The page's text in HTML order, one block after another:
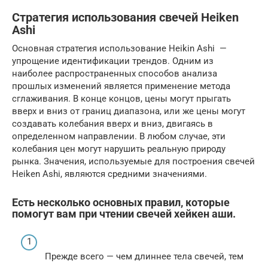
Стратегия использования свечей Heiken
Ashi
Основная стратегия использование Heikin Ashi —
упрощение идентификации трендов. Одним из
наиболее распространенных способов анализа
прошлых изменений является применение метода
сглаживания. В конце концов, цены могут прыгать
вверх и вниз от границ диапазона, или же цены могут
создавать колебания вверх и вниз, двигаясь в
определенном направлении. В любом случае, эти
колебания цен могут нарушить реальную природу
рынка. Значения, используемые для построения свечей
Heiken Ashi, являются средними значениями.
Есть несколько основных правил, которые
помогут вам при чтении свечей хейкен аши.
Прежде всего — чем длиннее тела свечей, тем